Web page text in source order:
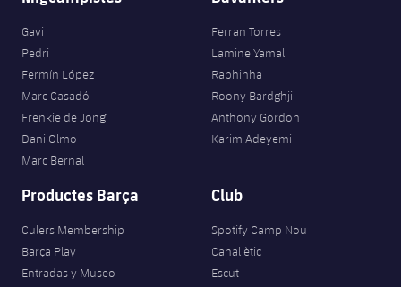
Gavi
Pedri
Fermín López
Marc Casadó
Frenkie de Jong
Dani Olmo
Marc Bernal
Ferran Torres
Lamine Yamal
Raphinha
Roony Bardghji
Anthony Gordon
Karim Adeyemi
Productes Barça
Culers Membership
Barça Play
Entradas y Museo
Club
Spotify Camp Nou
Canal ètic
Escut